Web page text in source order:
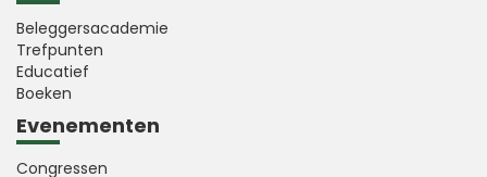
Beleggersacademie
Trefpunten
Educatief
Boeken
Evenementen
Congressen